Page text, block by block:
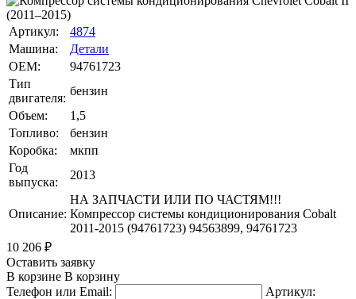
Артикул:
4874
Машина:
Детали
OEM:
94761723
Тип
двигателя:
бензин
Объем:
1,5
Топливо:
бензин
Коробка:
мкпп
Год
выпуска:
2013
Описание:
НА ЗАПЧАСТИ ИЛИ ПО ЧАСТЯМ!!!
Компрессор системы кондиционирования Cobalt
2011-2015 (94761723) 94563899, 94761723
10 206 ₽
Оставить заявку
В корзине В корзину
Телефон или Email:
Артикул: